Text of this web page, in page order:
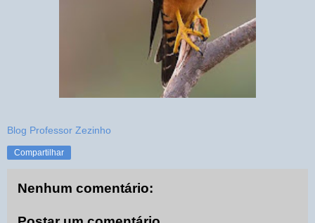
Blog Professor Zezinho
Compartilhar
Nenhum comentário: